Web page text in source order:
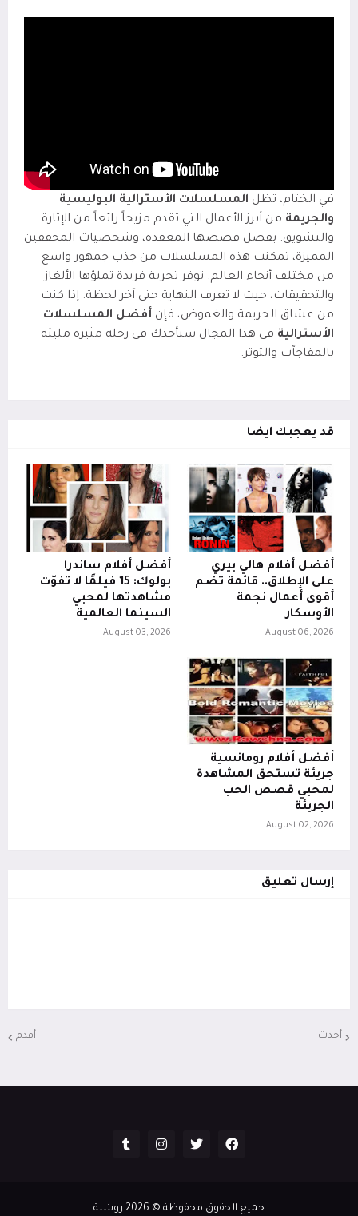
في الختام، تظل المسلسلات الأسترالية البوليسية
والجريمة من أبرز الأعمال التي تقدم مزيجاً رائعاً من الإثارة
والتشويق. بفضل قصصها المعقدة، وشخصيات المحققين
المميزة، تمكنت هذه المسلسلات من جذب جمهور واسع
من مختلف أنحاء العالم. توفر تجربة فريدة تملؤها الألغاز
والتحقيقات، حيث لا تعرف النهاية حتى آخر لحظة. إذا كنت
من عشاق الجريمة والغموض، فإن أفضل المسلسلات
الأسترالية في هذا المجال ستأخذك في رحلة مثيرة مليئة
بالمفاجآت والتوتر.
قد يعجبك ايضا
أفضل أفلام هالي بيري
على الإطلاق.. قائمة تضم
أقوى أعمال نجمة
الأوسكار
August 06, 2026
أفضل أفلام ساندرا
بولوك: 15 فيلمًا لا تفوّت
مشاهدتها لمحبي
السينما العالمية
August 03, 2026
أفضل أفلام رومانسية
جريئة تستحق المشاهدة
لمحبي قصص الحب
الجريئة
August 02, 2026
إرسال تعليق
أحدث أقدم
جميع الحقوق محفوظة © 2026 روشنة